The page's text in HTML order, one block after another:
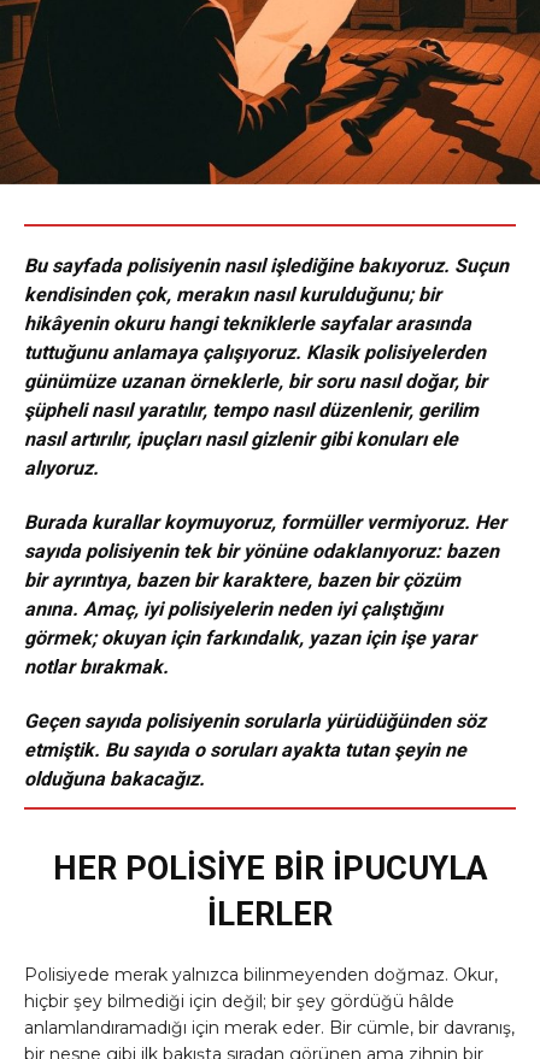
Bu sayfada polisiyenin nasıl işlediğine bakıyoruz. Suçun
kendisinden çok, merakın nasıl kurulduğunu; bir
hikâyenin okuru hangi tekniklerle sayfalar arasında
tuttuğunu anlamaya çalışıyoruz. Klasik polisiyelerden
günümüze uzanan örneklerle, bir soru nasıl doğar, bir
şüpheli nasıl yaratılır, tempo nasıl düzenlenir, gerilim
nasıl artırılır, ipuçları nasıl gizlenir gibi konuları ele
alıyoruz.
Burada kurallar koymuyoruz, formüller vermiyoruz. Her
sayıda polisiyenin tek bir yönüne odaklanıyoruz: bazen
bir ayrıntıya, bazen bir karaktere, bazen bir çözüm
anına. Amaç, iyi polisiyelerin neden iyi çalıştığını
görmek; okuyan için farkındalık, yazan için işe yarar
notlar bırakmak.
Geçen sayıda polisiyenin sorularla yürüdüğünden söz
etmiştik. Bu sayıda o soruları ayakta tutan şeyin ne
olduğuna bakacağız.
HER POLİSİYE BİR İPUCUYLA
İLERLER
Polisiyede merak yalnızca bilinmeyenden doğmaz. Okur,
hiçbir şey bilmediği için değil; bir şey gördüğü hâlde
anlamlandıramadığı için merak eder. Bir cümle, bir davranış,
bir nesne gibi ilk bakışta sıradan görünen ama zihnin bir